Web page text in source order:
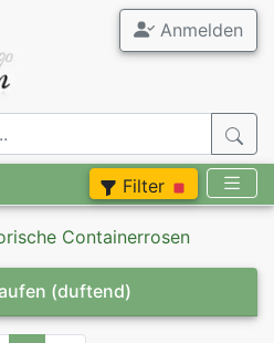
Anmelden
Filter
Containerrosen
(duftend)